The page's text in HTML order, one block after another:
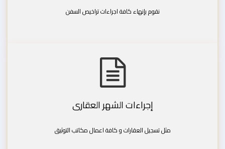
نقوم بإنهاء كافة اجراءات تراخيص السفن
إجراءات الشهر العقارى
مثل تسجيل العقارات و كافة اعمال مكاتب التوثيق